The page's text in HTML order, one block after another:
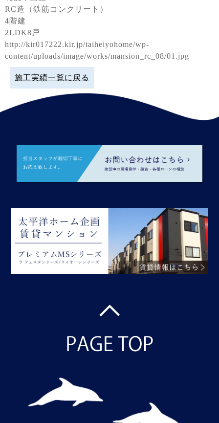
RC造（鉄筋コンクリート）
4階建
2LDK8戸
http://kir017222.kir.jp/taiheiyohome/wp-
content/uploads/image/works/mansion_rc_08/01.jpg
施工実績一覧に戻る